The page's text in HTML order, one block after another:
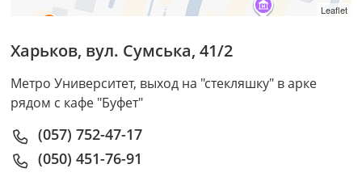
Харьков, вул. Сумська, 41/2
Метро Университет, выход на "стекляшку" в арке
рядом с кафе "Буфет"
(057) 752-47-17
(050) 451-76-91
Leaflet